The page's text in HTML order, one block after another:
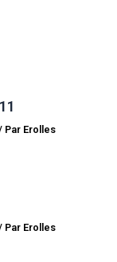
Par Erolles
Par Erolles